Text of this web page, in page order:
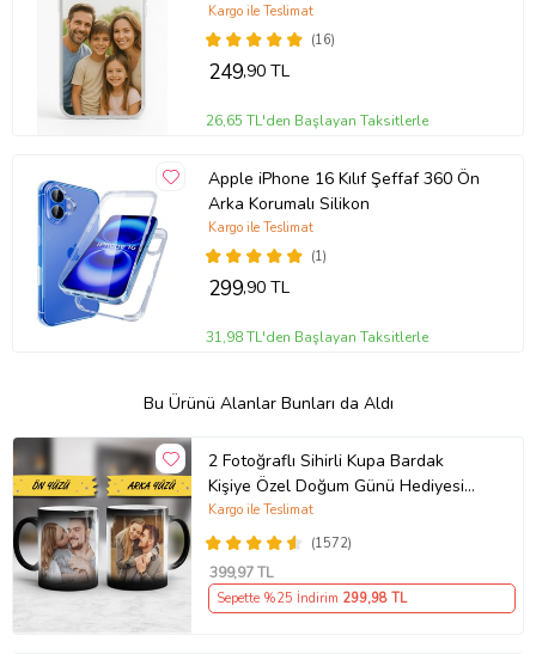
(16)
Kargo ile Teslimat
249,90 TL
26,65 TL'den Başlayan Taksitlerle
Apple iPhone 16 Kılıf Şeffaf 360 Ön
Arka Korumalı Silikon
(1)
Kargo ile Teslimat
299,90 TL
31,98 TL'den Başlayan Taksitlerle
Bu Ürünü Alanlar Bunları da Aldı
2 Fotoğraflı Sihirli Kupa Bardak
Kişiye Özel Doğum Günü Hediyesi
Sevgiliye Hediye Anneye Babaya
Ablaya Abiye Kız Erkek Kardeşe
Arkadaşa Resimli Günü Yıl Dönümü
Hediyesi
(1572)
Kargo ile Teslimat
399,97 TL
Sepette %25 İndirim 299,98 TL